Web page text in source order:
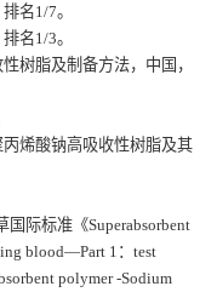
名1/7。
名1/3。
树脂及制备方法，中国，
烯酸钠高吸收性树脂及其
际标准《Superabsorbent
blood—Part 1：test
polymer -Sodium